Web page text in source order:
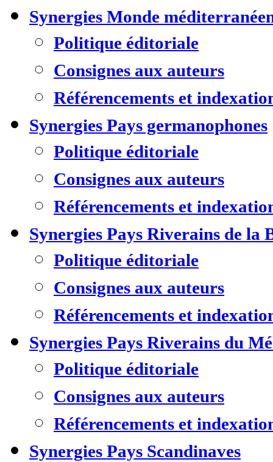
Synergies Monde
Politique éditoriale
Consignes aux auteurs
Référencements et
Synergies Pays germanophones
Politique éditoriale
Consignes aux auteurs
Référencements et
Synergies Pays Riverains de la
Politique éditoriale
Consignes aux auteurs
Référencements et
Synergies Pays Riverains du
Politique éditoriale
Consignes aux auteurs
Référencements et
Synergies Pays Scandinaves